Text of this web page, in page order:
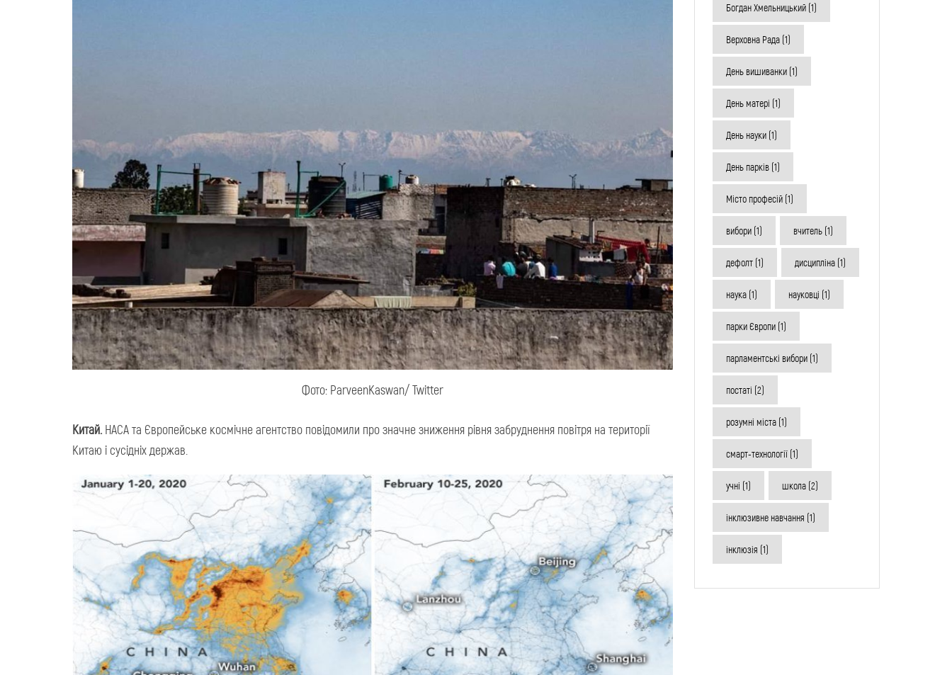
Фото: ParveenKaswan/ Twitter
Китай. НАСА та Європейське космічне агентство повідомили про значне зниження рівня забруднення повітря на території
Китаю і сусідніх держав.
Богдан Хмельницький(1)
Верховна Рада(1)
День вишиванки(1)
День матері (1)
День науки(1)
День парків(1)
Місто професій(1)
вибори(1) вчитель(1)
дефолт(1) дисципліна(1)
наука(1) науковці (1)
парки Європи(1)
парламентські вибори(1)
постаті (2)
розумні міста(1)
смарт-технології(1)
учні (1) школа(2)
інклюзивне навчання (1)
інклюзія (1)